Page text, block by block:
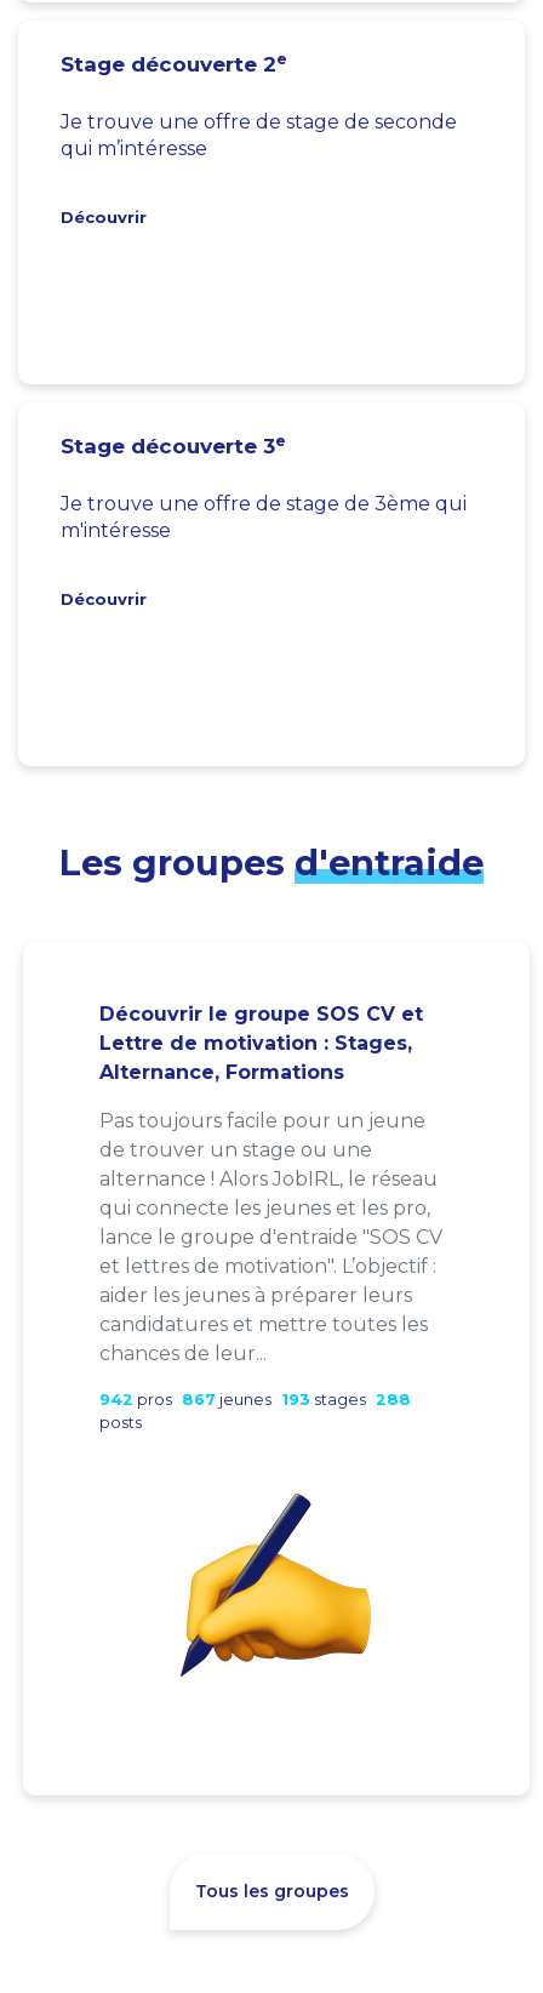
Stage découverte 2e
Je trouve une offre de stage de seconde
qui m’intéresse
Découvrir
Stage découverte 3e
Je trouve une offre de stage de 3ème qui
m'intéresse
Découvrir
Les groupes d'entraide
Découvrir le groupe SOS CV et
Lettre de motivation : Stages,
Alternance, Formations
Pas toujours facile pour un jeune
de trouver un stage ou une
alternance ! Alors JobIRL, le réseau
qui connecte les jeunes et les pro,
lance le groupe d'entraide "SOS CV
et lettres de motivation". L’objectif :
aider les jeunes à préparer leurs
candidatures et mettre toutes les
chances de leur...
942 pros 867 jeunes 193 stages 288
posts
Tous les groupes